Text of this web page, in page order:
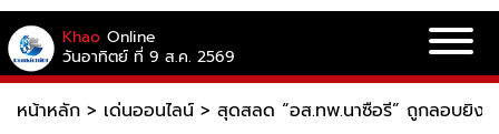
Khao Online
วันอาทิตย์ ที่ 9 ส.ค. 2569
หน้าหลัก > เด่นออนไลน์ > สุดสลด “อส.ทพ.นาซือรี” ถูกลอบยิงค